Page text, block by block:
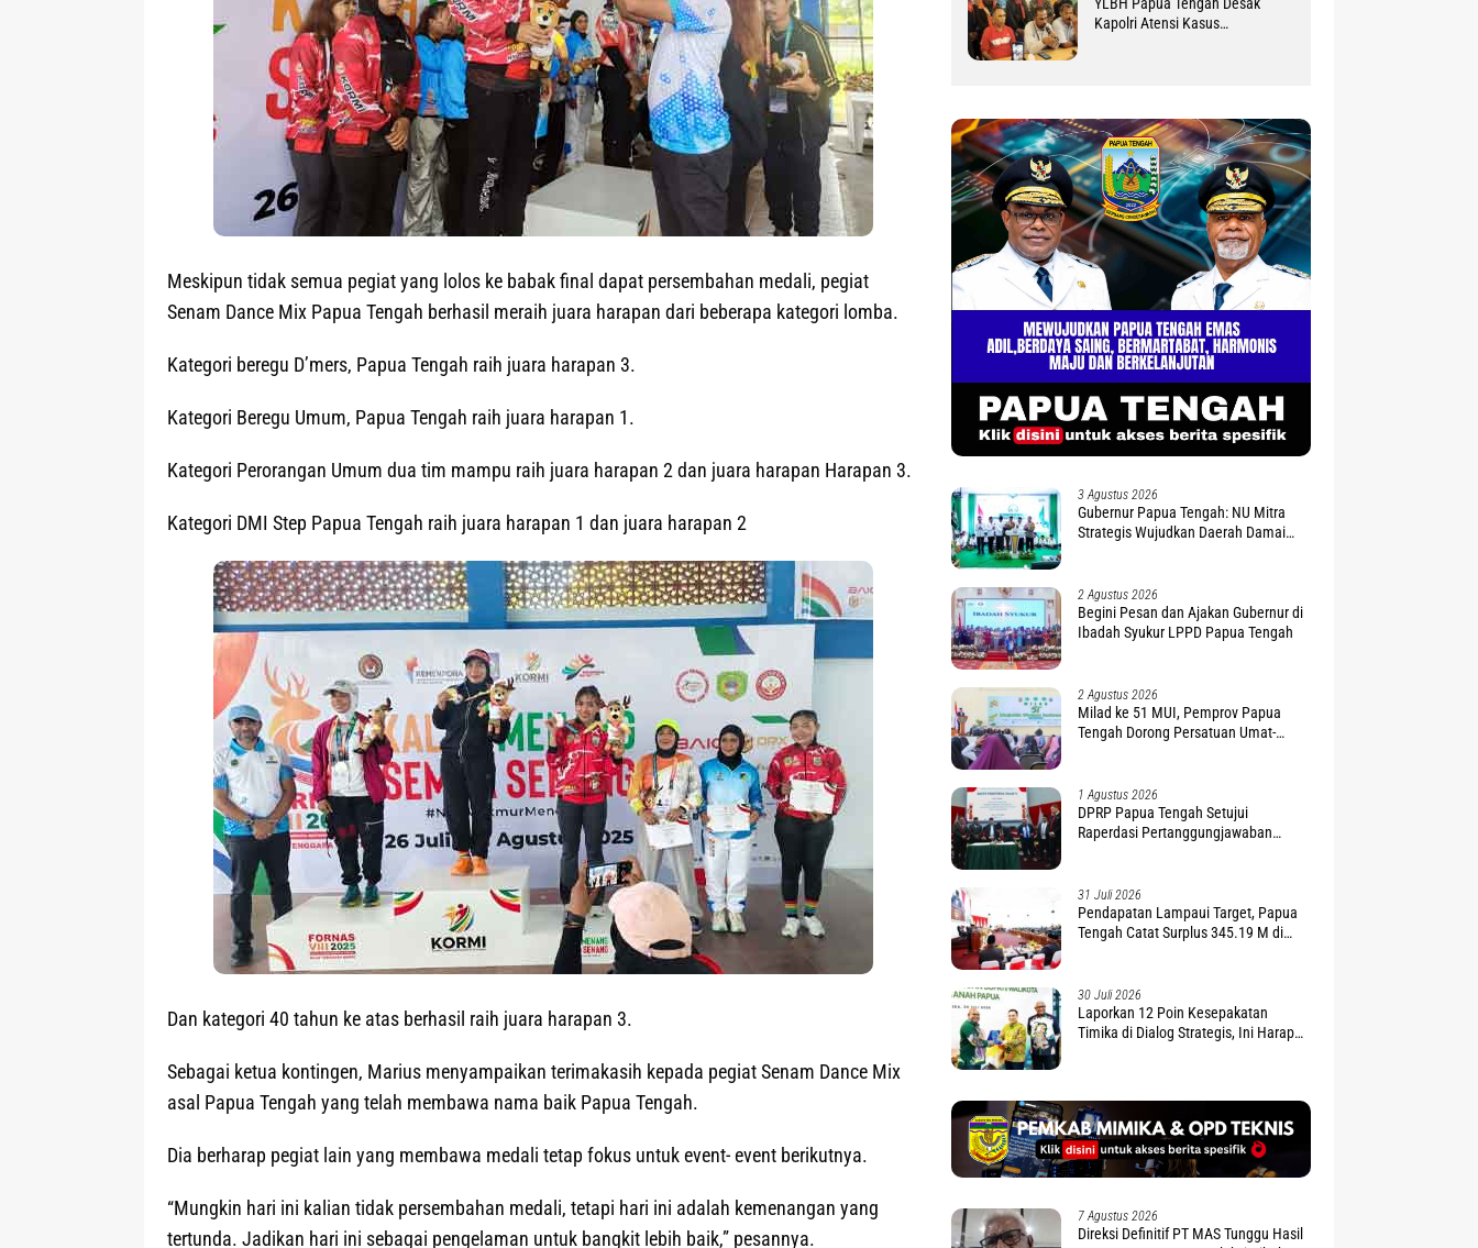
Meskipun tidak semua pegiat yang lolos ke babak final dapat persembahan medali, pegiat
Senam Dance Mix Papua Tengah berhasil meraih juara harapan dari beberapa kategori lomba.
Kategori beregu D’mers, Papua Tengah raih juara harapan 3.
Kategori Beregu Umum, Papua Tengah raih juara harapan 1.
Kategori Perorangan Umum dua tim mampu raih juara harapan 2 dan juara harapan Harapan 3.
Kategori DMI Step Papua Tengah raih juara harapan 1 dan juara harapan 2
Dan kategori 40 tahun ke atas berhasil raih juara harapan 3.
Sebagai ketua kontingen, Marius menyampaikan terimakasih kepada pegiat Senam Dance Mix
asal Papua Tengah yang telah membawa nama baik Papua Tengah.
Dia berharap pegiat lain yang membawa medali tetap fokus untuk event- event berikutnya.
“Mungkin hari ini kalian tidak persembahan medali, tetapi hari ini adalah kemenangan yang
tertunda. Jadikan hari ini sebagai pengelaman untuk bangkit lebih baik,” pesannya.
YLBH Papua Tengah Desak
Kapolri Atensi Kasus
3 Agustus 2026
Gubernur Papua Tengah: NU Mitra
Strategis Wujudkan Daerah Damai
2 Agustus 2026
Begini Pesan dan Ajakan Gubernur di
Ibadah Syukur LPPD Papua Tengah
2 Agustus 2026
Milad ke 51 MUI, Pemprov Papua
Tengah Dorong Persatuan Umat-
1 Agustus 2026
DPRP Papua Tengah Setujui
Raperdasi Pertanggungjawaban
31 Juli 2026
Pendapatan Lampaui Target, Papua
Tengah Catat Surplus 345.19 M di
30 Juli 2026
Laporkan 12 Poin Kesepakatan
Timika di Dialog Strategis, Ini Harapan
7 Agustus 2026
Direksi Definitif PT MAS Tunggu Hasil